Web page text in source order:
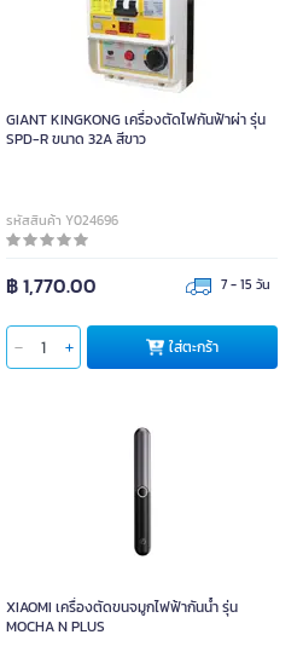
GIANT KINGKONG เครื่องตัดไฟกันฟ้าผ่า รุ่น
SPD-R ขนาด 32A สีขาว
รหัสสินค้า Y024696
฿ 1,770.00 7 - 15 วัน
ใส่ตะกร้า
XIAOMI เครื่องตัดขนจมูกไฟฟ้ากันน้ำ รุ่น
MOCHA N PLUS